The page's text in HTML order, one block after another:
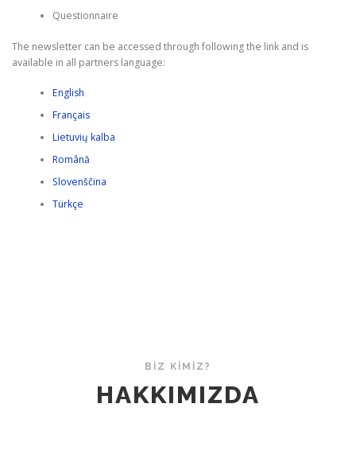
Questionnaire
The newsletter can be accessed through following the link and is
available in all partners language:
English
Français
Lietuvių kalba
Română
Slovenščina
Türkçe
BİZ KİMİZ?
HAKKIMIZDA